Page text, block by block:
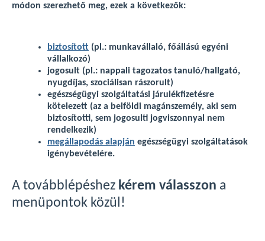
módon szerezhető meg, ezek a következők:
biztosított (pl.: munkavállaló, főállású egyéni
vállalkozó)
jogosult (pl.: nappali tagozatos tanuló/hallgató,
nyugdíjas, szociálisan rászorult)
egészségügyi szolgáltatási járulékfizetésre
kötelezett (az a belföldi magánszemély, aki sem
biztosítotti, sem jogosulti jogviszonnyal nem
rendelkezik)
megállapodás alapján egészségügyi szolgáltatások
igénybevételére.
A továbblépéshez kérem válasszon a
menüpontok közül!